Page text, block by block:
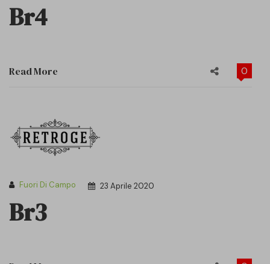
Br4
Read More 0
Fuori Di Campo 23 Aprile 2020
Br3